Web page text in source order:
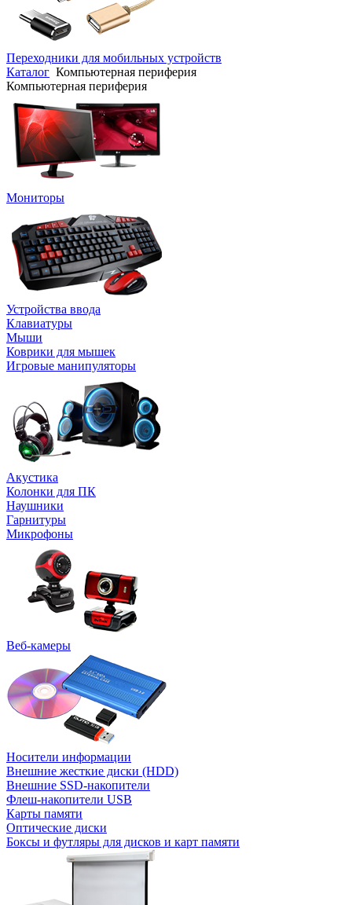
Переходники для мобильных устройств
Каталог Компьютерная периферия
Компьютерная периферия
Мониторы
Устройства ввода
Клавиатуры
Мыши
Коврики для мышек
Игровые манипуляторы
Акустика
Колонки для ПК
Наушники
Гарнитуры
Микрофоны
Веб-камеры
Носители информации
Внешние жесткие диски (HDD)
Внешние SSD-накопители
Флеш-накопители USB
Карты памяти
Оптические диски
Боксы и футляры для дисков и карт памяти